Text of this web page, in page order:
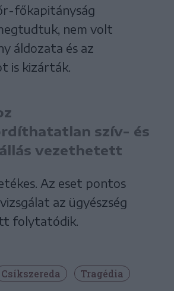
főkapitányság
nem volt
áldozata és az
is kizárták.
szív- és
vezethetett
Az eset pontos
az ügyészség
folytatódik.
Csíkszereda Tragédia